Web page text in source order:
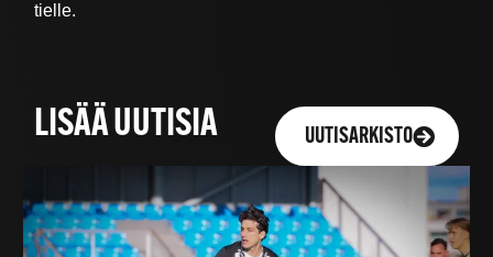
tielle.
LISÄÄ UUTISIA UUTISARKISTO